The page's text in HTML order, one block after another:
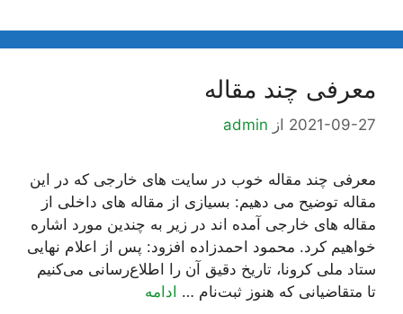
معرفی چند مقاله
2021-09-27 از admin
معرفی چند مقاله خوب در سایت های خارجی که در این
مقاله توضیح می دهیم: بسیازی از مقاله های داخلی از
مقاله های خارجی آمده اند در زیر به چندین مورد اشاره
خواهیم کرد. محمود احمدزاده افزود: پس از اعلام نهایی
ستاد ملی کرونا، تاریخ دقیق آن را اطلاع‌رسانی می‌کنیم
تا متقاضیانی که هنوز ثبت‌نام … ادامه